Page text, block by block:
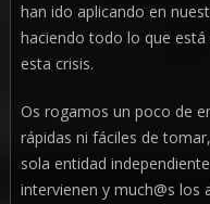
han ido aplicando en
haciendo todo lo que
esta crisis.
Os rogamos un poco de
rápidas ni fáciles de
sola entidad
intervienen y much@s los